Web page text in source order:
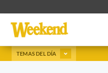
TEMAS DEL DÍA